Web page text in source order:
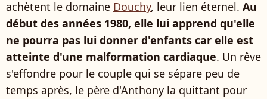
achètent le domaine Douchy, leur lien éternel. Au
début des années 1980, elle lui apprend qu'elle
ne pourra pas lui donner d'enfants car elle est
atteinte d'une malformation cardiaque. Un rêve
s'effondre pour le couple qui se sépare peu de
temps après, le père d'Anthony la quittant pour